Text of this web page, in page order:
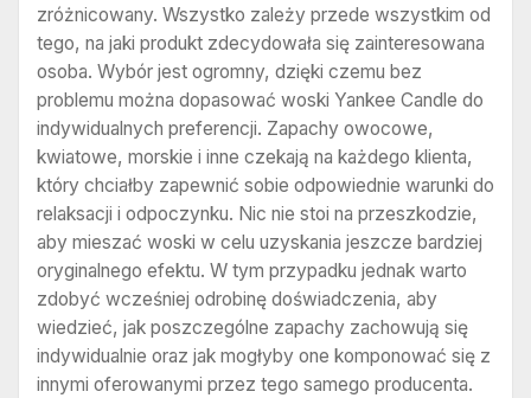
zróżnicowany. Wszystko zależy przede wszystkim od
tego, na jaki produkt zdecydowała się zainteresowana
osoba. Wybór jest ogromny, dzięki czemu bez
problemu można dopasować woski Yankee Candle do
indywidualnych preferencji. Zapachy owocowe,
kwiatowe, morskie i inne czekają na każdego klienta,
który chciałby zapewnić sobie odpowiednie warunki do
relaksacji i odpoczynku. Nic nie stoi na przeszkodzie,
aby mieszać woski w celu uzyskania jeszcze bardziej
oryginalnego efektu. W tym przypadku jednak warto
zdobyć wcześniej odrobinę doświadczenia, aby
wiedzieć, jak poszczególne zapachy zachowują się
indywidualnie oraz jak mogłyby one komponować się z
innymi oferowanymi przez tego samego producenta.